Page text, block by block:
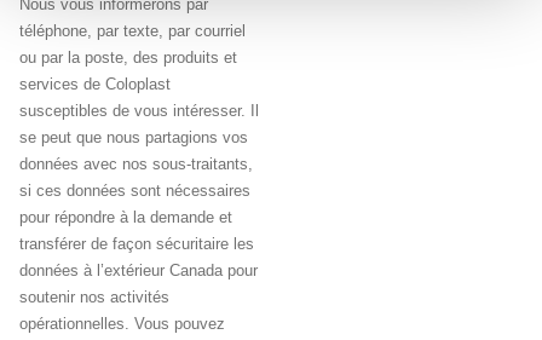
Nous vous informerons par
téléphone, par texte, par courriel
ou par la poste, des produits et
services de Coloplast
susceptibles de vous intéresser. Il
se peut que nous partagions vos
données avec nos sous-traitants,
si ces données sont nécessaires
pour répondre à la demande et
transférer de façon sécuritaire les
données à l’extérieur Canada pour
soutenir nos activités
opérationnelles. Vous pouvez